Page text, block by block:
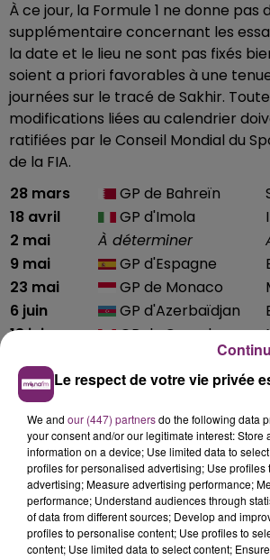
À ce jour, la Formule 1 ne donne pas
supplémentaire concernant les
la date et le lieu ne sont pas fixés
soient a priori favorables à une
journées sur le tracé de Sakhir.
modifications liées au calendrier
ratifiées par le Conseil Mondial du
de la FIA.
28 mars
GP de Bahreïn
18 avril
GP d'Imola
2 mai
À déterminer
9 mai
GP d'Espagne
23 mai
GP de Monaco
6 juin
GP d'Azerbaïdjan
13 juin
GP du Canada
4 juillet
GP d'Autriche
18 juillet
Bretagne
1er août
GP de Hongrie
29 août
GP de Belgique
septembre
GP des Pays-Bas
Le respect de votre vie privée
We and our (447) partnersdo the following data
your consent and/or our legitimate interest: Store
information on a device; Use limited data to
profiles for personalised advertising; Use profiles
advertising; Measure advertising performance;
performance; Understand audiences through
of data from different sources; Develop and
profiles to personalise content; Use profiles to
content; Use limited data to select content;